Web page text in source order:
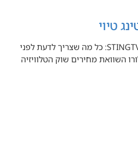
טיוי
מדריך הערוצים המלא של STINGTV: כל מה שצריך לדעת לפני
השוואת מחירים שוק הטלוויזיה